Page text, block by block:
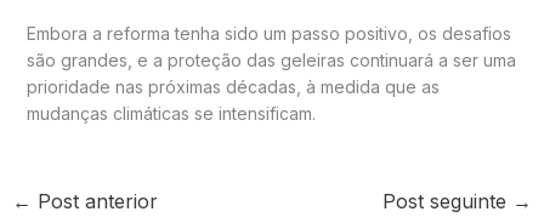
Embora a reforma tenha sido um passo positivo, os desafios
são grandes, e a proteção das geleiras continuará a ser uma
prioridade nas próximas décadas, à medida que as
mudanças climáticas se intensificam.
← Post anterior Post seguinte →